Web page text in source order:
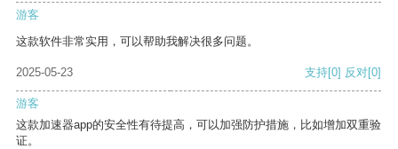
游客
这款软件非常实用，可以帮助我解决很多问题。
2025-05-23 支持[0] 反对[0]
游客
这款加速器app的安全性有待提高，可以加强防护措施，比如增加双重验
证。